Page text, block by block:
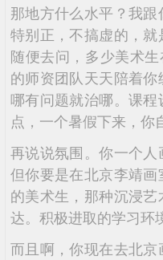
那地方什么水平？我
特别正，不搞虚的，
随便去问，多少美术
的师资团队天天陪着你
哪有问题就治哪。课
点，一个暑假下来，你
再说说氛围。你一个
但你要是在北京李靖
的美术生，那种沉浸
达。积极进取的学习环
而且啊，你现在去北